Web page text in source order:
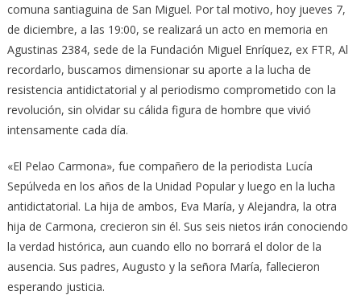
comuna santiaguina de San Miguel. Por tal motivo, hoy jueves 7,
de diciembre, a las 19:00, se realizará un acto en memoria en
Agustinas 2384, sede de la Fundación Miguel Enríquez, ex FTR, Al
recordarlo, buscamos dimensionar su aporte a la lucha de
resistencia antidictatorial y al periodismo comprometido con la
revolución, sin olvidar su cálida figura de hombre que vivió
intensamente cada día.
«El Pelao Carmona», fue compañero de la periodista Lucía
Sepúlveda en los años de la Unidad Popular y luego en la lucha
antidictatorial. La hija de ambos, Eva María, y Alejandra, la otra
hija de Carmona, crecieron sin él. Sus seis nietos irán conociendo
la verdad histórica, aun cuando ello no borrará el dolor de la
ausencia. Sus padres, Augusto y la señora María, fallecieron
esperando justicia.